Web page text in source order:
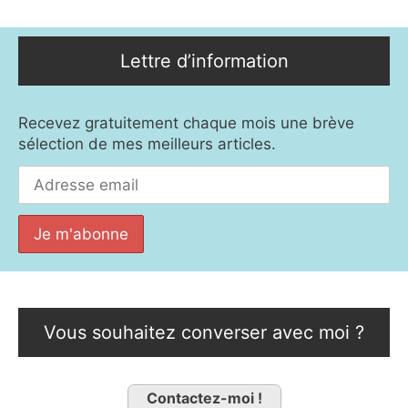
Lettre d’information
Recevez gratuitement chaque mois une brève
sélection de mes meilleurs articles.
Vous souhaitez converser avec moi ?
Contactez-moi !